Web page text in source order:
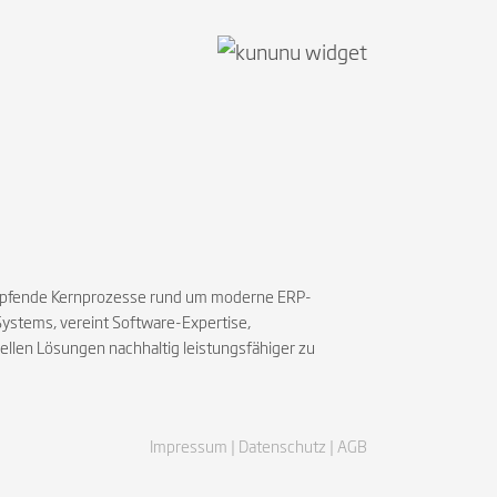
Kernprozesse rund um moderne ERP-
vereint Software-Expertise,
Lösungen nachhaltig leistungsfähiger zu
Impressum | Datenschutz | AGB